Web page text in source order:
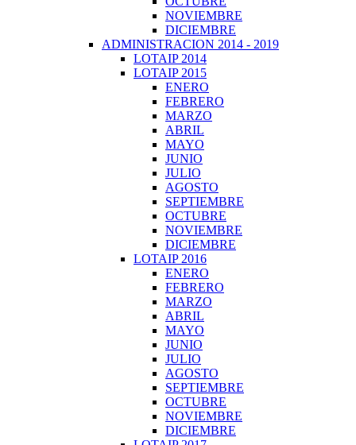
NOVIEMBRE
DICIEMBRE
ADMINISTRACION 2014 - 2019
LOTAIP 2014
LOTAIP 2015
ENERO
FEBRERO
MARZO
ABRIL
MAYO
JUNIO
JULIO
AGOSTO
SEPTIEMBRE
OCTUBRE
NOVIEMBRE
DICIEMBRE
LOTAIP 2016
ENERO
FEBRERO
MARZO
ABRIL
MAYO
JUNIO
JULIO
AGOSTO
SEPTIEMBRE
OCTUBRE
NOVIEMBRE
DICIEMBRE